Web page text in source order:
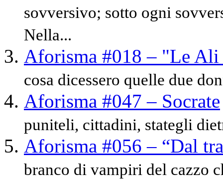
sovversivo; sotto ogni
Nella...
Aforisma #018 – "Le
cosa dicessero quelle due
Aforisma #047 – Socrate
puniteli, cittadini, stategli
Aforisma #056 – “Dal
branco di vampiri del cazzo